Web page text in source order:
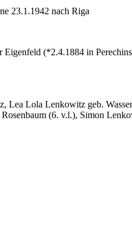
23.1.1942 nach Riga
(*2.4.1884 in
Lea Lola Lenkowitz geb.
(6. v.l.), Simon